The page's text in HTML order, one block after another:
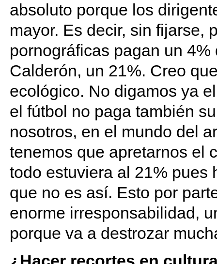
absoluto porque los
mayor. Es decir, sin fijarse,
pornográficas pagan un
Calderón, un 21%. Creo
ecológico. No digamos ya
el fútbol no paga también
nosotros, en el mundo del
tenemos que apretarnos el
todo estuviera al 21% pues
que no es así. Esto por
enorme irresponsabilidad,
porque va a destrozar